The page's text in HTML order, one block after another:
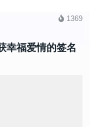
1369
幸福爱情的签名